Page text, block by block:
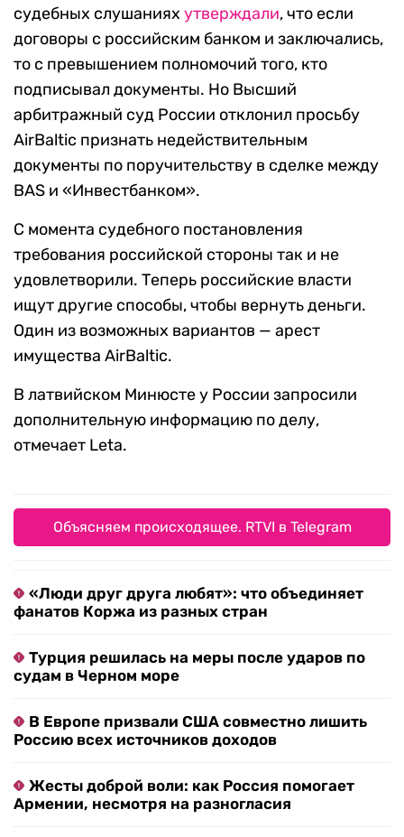
судебных слушаниях утверждали, что если
договоры с российским банком и заключались,
то с превышением полномочий того, кто
подписывал документы. Но Высший
арбитражный суд России отклонил просьбу
AirBaltic признать недействительным
документы по поручительству в сделке между
BAS и «Инвестбанком».
С момента судебного постановления
требования российской стороны так и не
удовлетворили. Теперь российские власти
ищут другие способы, чтобы вернуть деньги.
Один из возможных вариантов — арест
имущества AirBaltic.
В латвийском Минюсте у России запросили
дополнительную информацию по делу,
отмечает Leta.
Объясняем происходящее. RTVI в Telegram
«Люди друг друга любят»: что объединяет
фанатов Коржа из разных стран
Турция решилась на меры после ударов по
судам в Черном море
В Европе призвали США совместно лишить
Россию всех источников доходов
Жесты доброй воли: как Россия помогает
Армении, несмотря на разногласия